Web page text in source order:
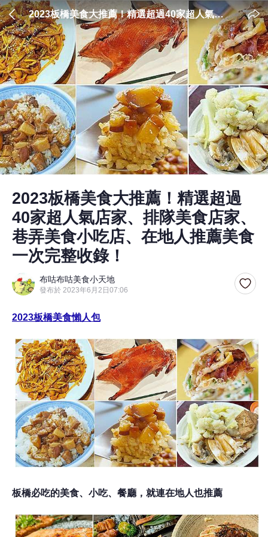
2023板橋美食大推薦！精選超過40家超人氣店
家、排隊美食店家、巷弄美食小吃店、在地人
推薦美食一次完整收錄！
2023板橋美食大推薦！精選超過
40家超人氣店家、排隊美食店家、
巷弄美食小吃店、在地人推薦美食
一次完整收錄！
布咕布咕美食小天地
發布於 2023年6月2日07:06
2023板橋美食懶人包
板橋必吃的美食、小吃、餐廳，就連在地人也推薦